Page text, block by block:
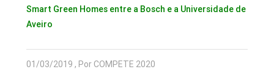
Smart Green Homes entre a Bosch e a Universidade de
Aveiro
01/03/2019 , Por COMPETE 2020